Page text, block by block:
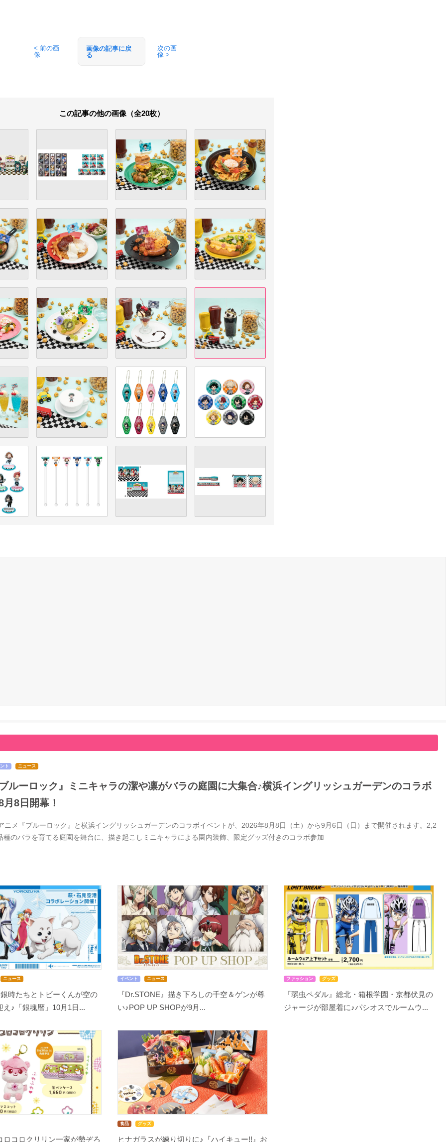
< 前の画
像
画像の記事に戻
る
次の画
像 >
この記事の他の画像（全20枚）
ト ニュース
ルーロック』ミニキャラの潔や凛がバラの庭園に大集合♪横浜イングリッシュガーデンのコラボ
月8日開幕！
ニメ『ブルーロック』と横浜イングリッシュガーデンのコラボイベントが、2026年8月8日（土）から9月6日（日）まで開催されます。2,2
種のバラを育てる庭園を舞台に、描き起こしミニキャラによる園内装飾、限定グッズ付きのコラボ参加
ニュース
時たちとトビーくんが空の
え♪「銀魂暦」10月1日...
イベント ニュース
『Dr.STONE』描き下ろしの千空＆ゲンが尊
い♪POP UP SHOPが9月...
ファッション グッズ
『弱虫ペダル』総北・箱根学園・京都伏見の
ジャージが部屋着に♪パシオスでルームウ...
ロコロクリリン一家が勢ぞろ
食品 グッズ
ヒナガラスが練り切りに♪『ハイキュー!!』お